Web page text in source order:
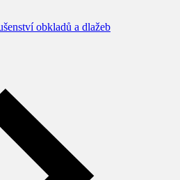
obkladů a dlažeb